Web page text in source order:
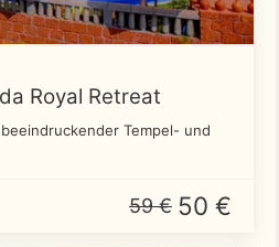
Royal Retreat
Tempel- und
59 € 50 €